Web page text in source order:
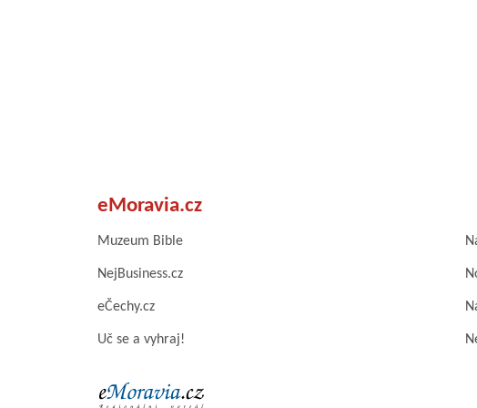
eMoravia.cz
Muzeum Bible
NejBusiness.cz
eČechy.cz
Uč se a vyhraj!